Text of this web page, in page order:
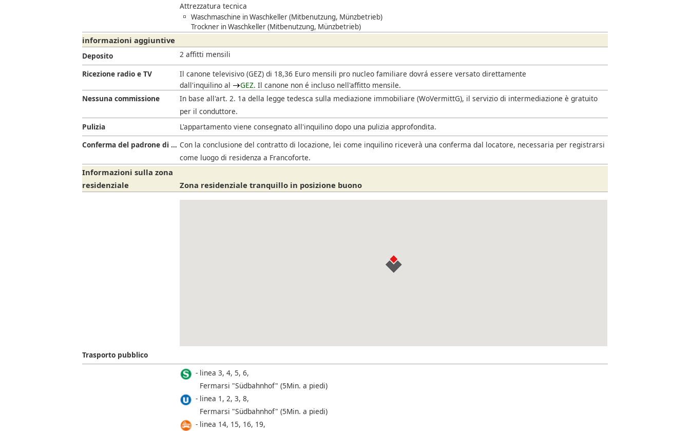
Attrezzatura tecnica
Waschmaschine in Waschkeller (Mitbenutzung, Münzbetrieb)
Trockner in Waschkeller (Mitbenutzung, Münzbetrieb)
informazioni aggiuntive
Deposito
2 affitti mensili
Ricezione radio e TV
Il canone televisivo (GEZ) di 18,36 Euro mensili pro nucleo familiare dovrá essere versato direttamente
dall'inquilino al
GEZ. Il canone non é incluso nell'affitto mensile.
Nessuna commissione
In base all'art. 2. 1a della legge tedesca sulla mediazione immobiliare (WoVermittG), il servizio di intermediazione è gratuito
per il conduttore.
Pulizia
L'appartamento viene consegnato all'inquilino dopo una pulizia approfondita.
Conferma del padrone di casa Con la conclusione del contratto di locazione, lei come inquilino riceverà una conferma dal locatore, necessaria per registrarsi
come luogo di residenza a Francoforte.
Informazioni sulla zona
residenziale
Zona residenziale tranquillo in posizione buono
Trasporto pubblico
linea 3, 4, 5, 6,
Fermarsi "Südbahnhof" (5Min. a piedi)
linea 1, 2, 3, 8,
Fermarsi "Südbahnhof" (5Min. a piedi)
linea 14, 15, 16, 19,